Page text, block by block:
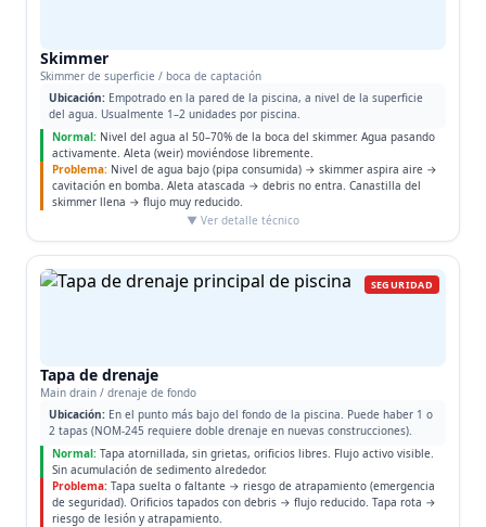
Skimmer
Skimmer de superficie / boca de captación
Ubicación: Empotrado en la pared de la piscina, a nivel de la superficie
del agua. Usualmente 1–2 unidades por piscina.
Normal: Nivel del agua al 50–70% de la boca del skimmer. Agua pasando
activamente. Aleta (weir) moviéndose libremente.
Problema: Nivel de agua bajo (pipa consumida) → skimmer aspira aire →
cavitación en bomba. Aleta atascada → debris no entra. Canastilla del
skimmer llena → flujo muy reducido.
▼ Ver detalle técnico
SEGURIDAD
Tapa de drenaje
Main drain / drenaje de fondo
Ubicación: En el punto más bajo del fondo de la piscina. Puede haber 1 o
2 tapas (NOM-245 requiere doble drenaje en nuevas construcciones).
Normal: Tapa atornillada, sin grietas, orificios libres. Flujo activo visible.
Sin acumulación de sedimento alrededor.
Problema: Tapa suelta o faltante → riesgo de atrapamiento (emergencia
de seguridad). Orificios tapados con debris → flujo reducido. Tapa rota →
riesgo de lesión y atrapamiento.